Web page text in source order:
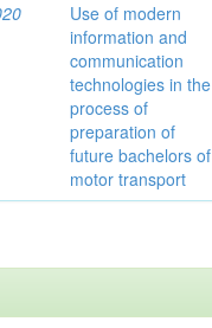
Use of modern
information and
communication
technologies in the
process of
preparation of
future bachelors of
motor transport